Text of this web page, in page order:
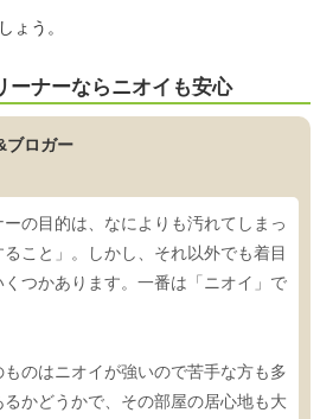
ょう。
ーナーならニオイも安心
ブロガー
の目的は、なによりも汚れてしまっ
こと」。しかし、それ以外でも着目
つかあります。一番は「ニオイ」で
のはニオイが強いので苦手な方も多
かどうかで、その部屋の居心地も大